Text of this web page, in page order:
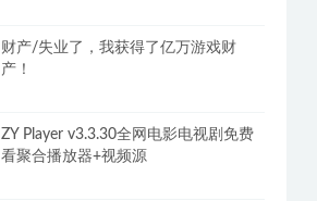
财产/失业了，我获得了亿万游戏财
产！
ZY Player v3.3.30全网电影电视剧免费
看聚合播放器+视频源